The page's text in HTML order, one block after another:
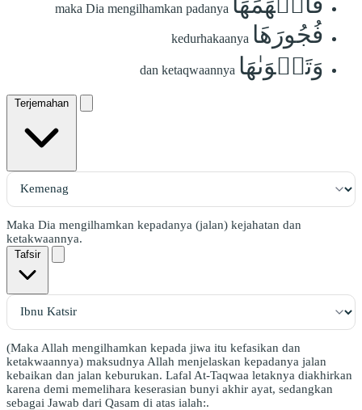
maka Dia mengilhamkan padanya
فُجُورَهَا kedurhakaanya
وَتَقۡوَىٰهَا dan ketaqwaannya
Terjemahan
Maka Dia mengilhamkan kepadanya (jalan) kejahatan dan
ketakwaannya.
Tafsir
(Maka Allah mengilhamkan kepada jiwa itu kefasikan dan
ketakwaannya) maksudnya Allah menjelaskan kepadanya jalan
kebaikan dan jalan keburukan. Lafal At-Taqwaa letaknya diakhirkan
karena demi memelihara keserasian bunyi akhir ayat, sedangkan
sebagai Jawab dari Qasam di atas ialah:.